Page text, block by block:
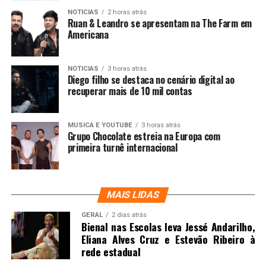
NOTICIAS 2 horas atrás
Ruan & Leandro se apresentam na The Farm em
Americana
NOTICIAS 3 horas atrás
Diego filho se destaca no cenário digital ao
recuperar mais de 10 mil contas
MUSICA E YOUTUBE 3 horas atrás
Grupo Chocolate estreia na Europa com
primeira turnê internacional
MAIS LIDAS
GERAL 2 dias atrás
Bienal nas Escolas leva Jessé Andarilho,
Eliana Alves Cruz e Estevão Ribeiro à
rede estadual